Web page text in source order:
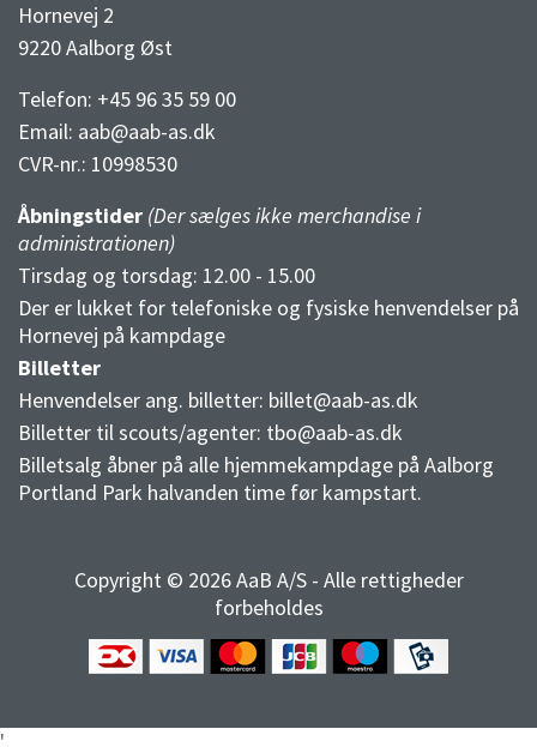
Hornevej 2
9220 Aalborg Øst
Telefon: +45 96 35 59 00
Email: aab@aab-as.dk
CVR-nr.: 10998530
Åbningstider (Der sælges ikke merchandise i
administrationen)
Tirsdag og torsdag: 12.00 - 15.00
Der er lukket for telefoniske og fysiske henvendelser på
Hornevej på kampdage
Billetter
Henvendelser ang. billetter: billet@aab-as.dk
Billetter til scouts/agenter: tbo@aab-as.dk
Billetsalg åbner på alle hjemmekampdage på Aalborg
Portland Park halvanden time før kampstart.
Copyright © 2026 AaB A/S - Alle rettigheder
forbeholdes